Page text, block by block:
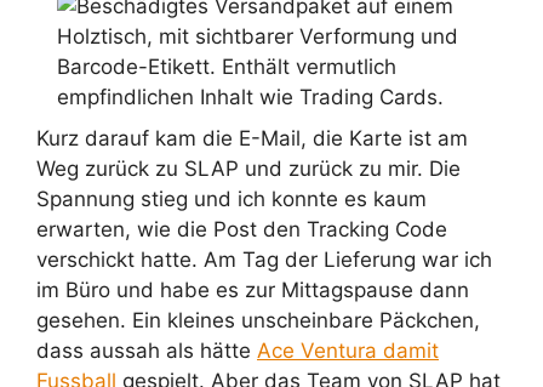
Kurz darauf kam die E-Mail, die Karte ist am
Weg zurück zu SLAP und zurück zu mir. Die
Spannung stieg und ich konnte es kaum
erwarten, wie die Post den Tracking Code
verschickt hatte. Am Tag der Lieferung war ich
im Büro und habe es zur Mittagspause dann
gesehen. Ein kleines unscheinbare Päckchen,
dass aussah als hätte Ace Ventura damit
Fussball gespielt. Aber das Team von SLAP hat